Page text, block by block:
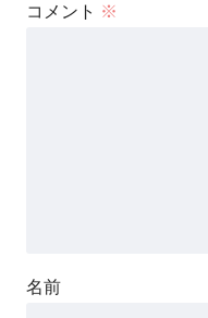
コメント ※
名前